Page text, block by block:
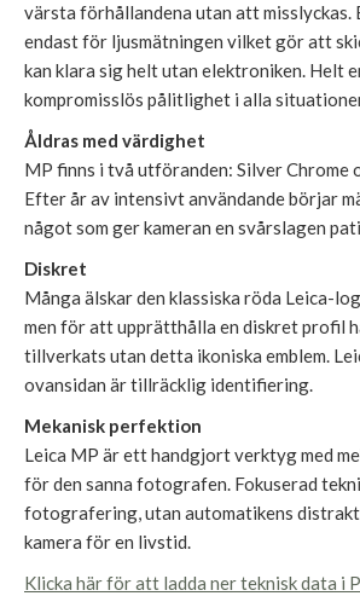
värsta förhållandena utan att misslyckas.
endast för ljusmätningen vilket gör att
kan klara sig helt utan elektroniken. Helt
kompromisslös pålitlighet i alla
Åldras med värdighet
MP finns i två utföranden: Silver Chrome
Efter år av intensivt användande börjar
något som ger kameran en svårslagen
Diskret
Många älskar den klassiska röda Leica-
men för att upprätthålla en diskret profil
tillverkats utan detta ikoniska emblem.
ovansidan är tillräcklig identifiering.
Mekanisk perfektion
Leica MP är ett handgjort verktyg med
för den sanna fotografen. Fokuserad
fotografering, utan automatikens
kamera för en livstid.
Klicka här för att ladda ner teknisk data i